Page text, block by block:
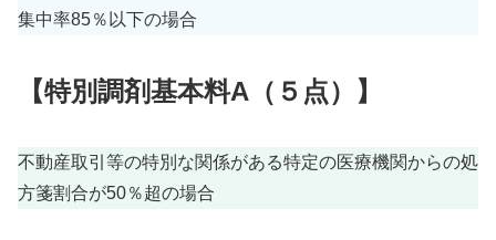
集中率85％以下の場合
【特別調剤基本料A （５ 点） 】
不動産取引等の特別な関係がある特定の医療機関からの処
方箋割合が50％超の場合